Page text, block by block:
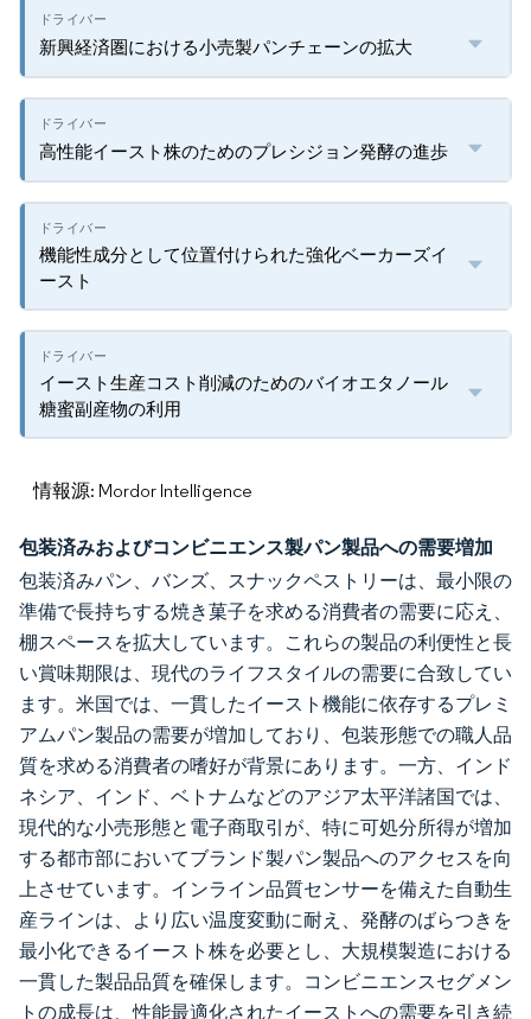
新興経済圏における小売製パンチェーンの拡大
高性能イースト株のためのプレシジョン発酵の進歩
機能性成分として位置付けられた強化ベーカーズイ
ースト
イースト生産コスト削減のためのバイオエタノール
糖蜜副産物の利用
情報源: Mordor Intelligence
包装済みおよびコンビニエンス製パン製品への需要増加
包装済みパン、バンズ、スナックペストリーは、最小限の
準備で長持ちする焼き菓子を求める消費者の需要に応え、
棚スペースを拡大しています。これらの製品の利便性と長
い賞味期限は、現代のライフスタイルの需要に合致してい
ます。米国では、一貫したイースト機能に依存するプレミ
アムパン製品の需要が増加しており、包装形態での職人品
質を求める消費者の嗜好が背景にあります。一方、インド
ネシア、インド、ベトナムなどのアジア太平洋諸国では、
現代的な小売形態と電子商取引が、特に可処分所得が増加
する都市部においてブランド製パン製品へのアクセスを向
上させています。インライン品質センサーを備えた自動生
産ラインは、より広い温度変動に耐え、発酵のばらつきを
最小化できるイースト株を必要とし、大規模製造における
一貫した製品品質を確保します。コンビニエンスセグメン
トの成長は、性能最適化されたイーストへの需要を引き続